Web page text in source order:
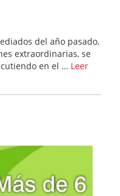
del año pasado,
extraordinarias, se
en el … Leer